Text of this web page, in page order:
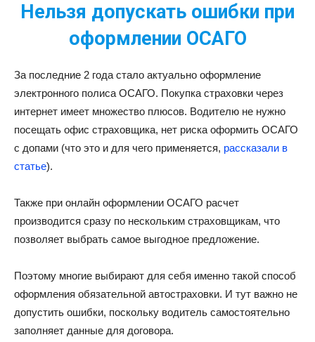
Нельзя допускать ошибки при
оформлении ОСАГО
За последние 2 года стало актуально оформление
электронного полиса ОСАГО. Покупка страховки через
интернет имеет множество плюсов. Водителю не нужно
посещать офис страховщика, нет риска оформить ОСАГО
с допами (что это и для чего применяется, рассказали в
статье).
Также при онлайн оформлении ОСАГО расчет
производится сразу по нескольким страховщикам, что
позволяет выбрать самое выгодное предложение.
Поэтому многие выбирают для себя именно такой способ
оформления обязательной автостраховки. И тут важно не
допустить ошибки, поскольку водитель самостоятельно
заполняет данные для договора.